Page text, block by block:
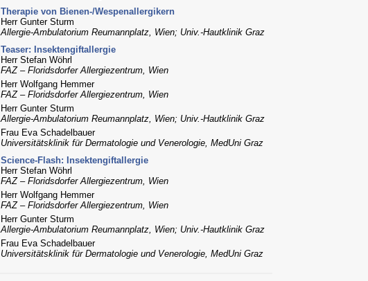
Therapie von Bienen-/Wespenallergikern
Herr Gunter Sturm
Allergie-Ambulatorium Reumannplatz, Wien; Univ.-Hautklinik Graz
Teaser: Insektengiftallergie
Herr Stefan Wöhrl
FAZ – Floridsdorfer Allergiezentrum, Wien
Herr Wolfgang Hemmer
FAZ – Floridsdorfer Allergiezentrum, Wien
Herr Gunter Sturm
Allergie-Ambulatorium Reumannplatz, Wien; Univ.-Hautklinik Graz
Frau Eva Schadelbauer
Universitätsklinik für Dermatologie und Venerologie, MedUni Graz
Science-Flash: Insektengiftallergie
Herr Stefan Wöhrl
FAZ – Floridsdorfer Allergiezentrum, Wien
Herr Wolfgang Hemmer
FAZ – Floridsdorfer Allergiezentrum, Wien
Herr Gunter Sturm
Allergie-Ambulatorium Reumannplatz, Wien; Univ.-Hautklinik Graz
Frau Eva Schadelbauer
Universitätsklinik für Dermatologie und Venerologie, MedUni Graz